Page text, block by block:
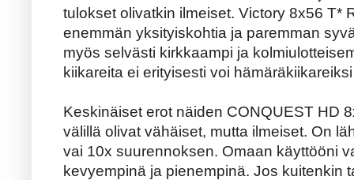
tulokset olivatkin ilmeiset. Victory 8x56 T*
enemmän yksityiskohtia ja paremman
myös selvästi kirkkaampi ja
kiikareita ei erityisesti voi
Keskinäiset erot näiden CONQUEST HD
välillä olivat vähäiset, mutta ilmeiset. On
vai 10x suurennoksen. Omaan käyttööni
kevyempinä ja pienempinä. Jos kuitenkin